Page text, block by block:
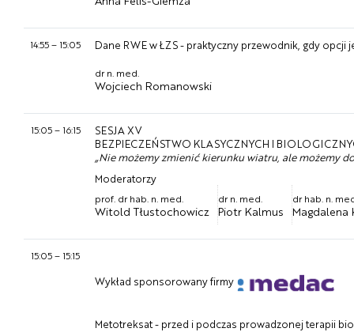
14:55– 15:05 Dane RWE w ŁZS - praktyczny przewodnik, gdy opcji
dr n. med.
Wojciech Romanowski
15:05– 16:15
SESJA XV
BEZPIECZEŃSTWO KLASYCZNYCH I
„Nie możemy zmienić kierunku wiatru, ale możemy
Moderatorzy
prof. dr hab. n. med.
Witold Tłustochowicz
dr n. med.
Piotr Kalmus
dr hab. n.
Magdalena
15:05– 15:15
Wykład sponsorowany firmy
Metotreksat - przed i podczas prowadzonej terapii